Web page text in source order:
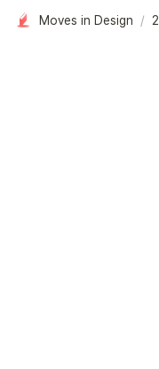
Moves in Design /